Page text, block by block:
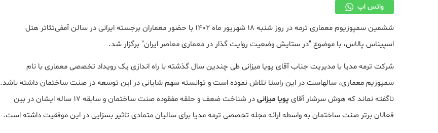
واتس اپ
ششمین سمپوزیوم معماری ترمه در روز شنبه 18 شهریور ماه 1402 با حضور معماران برجسته ایرانی در سالن آمفی‌تئاتر هتل
اسپیناس پالاس، با موضوع "در ستایش وضعیت روایت گذار در معماری معاصر ایران" برگزار شد.
ﺷﺮﮐﺖ ﺗﺮﻣﻪ ﻣﺪﯾﺎ ﺑﺎ ﻣﺪﯾﺮﯾﺖ ﺟﻨﺎب آﻗﺎی ﭘﻮﯾﺎ ﻣﯿﺰانی طی چندین سال گذشته ﺑﺎ راه اﻧﺪازی ﯾﮏ روﯾﺪاد ﺗﺨﺼصی ﻣﻌﻤﺎری ﺑﺎ ﻧﺎم
ﺳﻤﭙﻮزﯾﻢ ﻣﻌﻤﺎری، ﺳﺎﻟﻬﺎﺳﺖ در اﯾﻦ راﺳﺘﺎ ﺗﻼش ﻧﻤﻮده اﺳﺖ و ﺗﻮاﻧﺴﺘﻪ ﺳﻬﻢ ﺷﺎﯾﺎنی در اﯾﻦ ﺗﻮﺳﻌﻪ در ﺻﻨﺖ ﺳﺎﺧﺘﻤﺎن داﺷﺘﻪ ﺑﺎﺷﺪ.
ﻧﺎﮔﻔﺘﻪ ﻧﻤﺎﻧﺪ ﮐﻪ ﻫﻮش ﺳﺮﺷﺎر آﻗﺎی ﭘﻮﯾﺎ ﻣﯿﺰانی
در ﺷﻨﺎﺧﺖ ﺿﻌﻒ و ﺣﻠﻘﻪ ﻣﻔﻘﻮده ﺻﻨﺖ ﺳﺎﺧﺘﻤﺎن و ﺳﺎﺑﻘﻪ ١٧ ساله ایشان در ﺑﯿﻦ
ﻓﻌﺎﻻن ﺑﺮﺗﺮ ﺻﻨﺖ ﺳﺎﺧﺘﻤﺎن ﺑﻪ واﺳﻄﻪ اراﺋﻪ ﻣﺠﻠﻪ ﺗﺨﺼصی ﺗﺮﻣﻪ ﻣﺪﯾﺎ ﺑﺮای ﺳﺎﻟﯿﺎن ﻣﺘﻤﺎدی ﺗﺎﺛﯿﺮ ﺑﺴﺰاﯾﯽ در اﯾﻦ ﻣﻮﻓﻘﯿﺖ داﺷﺘﻪ اﺳﺖ.